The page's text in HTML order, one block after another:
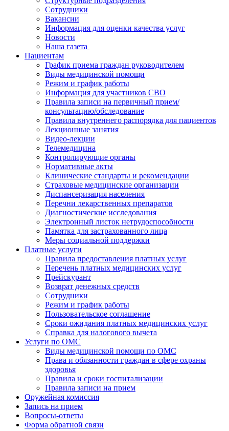
Сотрудники
Вакансии
Информация для оценки качества услуг
Новости
​​Наша газета
Пациентам
График приема граждан руководителем
Виды медицинской помощи
Режим и график работы
Информация для участников СВО
Правила записи на первичный прием/
консультацию/обследование
Правила внутреннего распорядка для пациентов
Лекционные занятия
Видео-лекции
Телемедицина
Контролирующие органы
Нормативные акты
Клинические стандарты и рекомендации
Страховые медицинские организации
Диспансеризация населения
Перечни лекарственных препаратов
Диагностические исследования
Электронный листок нетрудоспособности
Памятка для застрахованного лица
Меры социальной поддержки
Платные услуги
Правила предоставления платных услуг
Перечень платных медицинских услуг
Прейскурант
Возврат денежных средств
Сотрудники
Режим и график работы
Пользовательское соглашение
Сроки ожидания платных медицинских услуг
Справка для налогового вычета
Услуги по ОМС
Виды медицинской помощи по ОМС
Права и обязанности граждан в сфере охраны
здоровья
Правила и сроки госпитализации
Правила записи на прием
Оружейная комиссия
Запись на прием
Вопросы-ответы
Форма обратной связи